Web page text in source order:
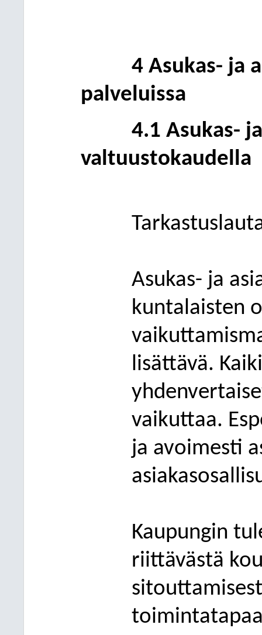
4 Asukas- ja
palveluissa
4.1 Asukas-
valtuustokaudella
Asukas- ja
kuntalaisten
lisättävä.
vaikuttaa.
ja avoimesti
Kaupungin
riittävästä